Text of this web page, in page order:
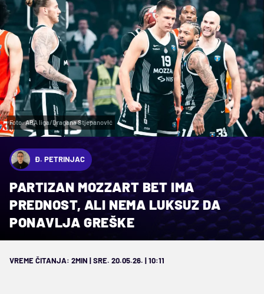
Foto: ABA liga/Dragana Stjepanović
Đ. PETRINJAC
PARTIZAN MOZZART BET IMA
PREDNOST, ALI NEMA LUKSUZ DA
PONAVLJA GREŠKE
VREME ČITANJA: 2MIN | SRE. 20.05.26. | 10:11